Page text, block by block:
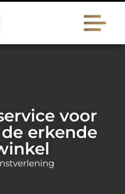
voor
erkende